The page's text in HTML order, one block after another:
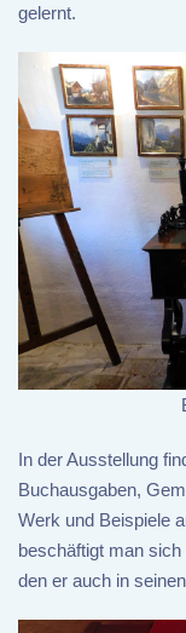
gelernt.
In der Ausstellung
Buchausgaben,
Werk und Beispiele
beschäftigt man
den er auch in